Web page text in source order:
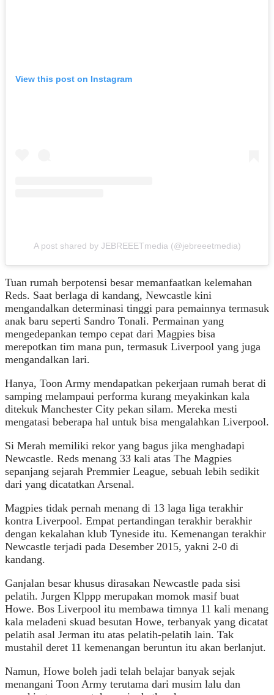
View this post on Instagram
A post shared by JEBREEETmedia (@jebreeetmedia)
Tuan rumah berpotensi besar memanfaatkan kelemahan
Reds. Saat berlaga di kandang, Newcastle kini
mengandalkan determinasi tinggi para pemainnya termasuk
anak baru seperti Sandro Tonali. Permainan yang
mengedepankan tempo cepat dari Magpies bisa
merepotkan tim mana pun, termasuk Liverpool yang juga
mengandalkan lari.
Hanya, Toon Army mendapatkan pekerjaan rumah berat di
samping melampaui performa kurang meyakinkan kala
ditekuk Manchester City pekan silam. Mereka mesti
mengatasi beberapa hal untuk bisa mengalahkan Liverpool.
Si Merah memiliki rekor yang bagus jika menghadapi
Newcastle. Reds menang 33 kali atas The Magpies
sepanjang sejarah Premmier League, sebuah lebih sedikit
dari yang dicatatkan Arsenal.
Magpies tidak pernah menang di 13 laga liga terakhir
kontra Liverpool. Empat pertandingan terakhir berakhir
dengan kekalahan klub Tyneside itu. Kemenangan terakhir
Newcastle terjadi pada Desember 2015, yakni 2-0 di
kandang.
Ganjalan besar khusus dirasakan Newcastle pada sisi
pelatih. Jurgen Klppp merupakan momok masif buat
Howe. Bos Liverpool itu membawa timnya 11 kali menang
kala meladeni skuad besutan Howe, terbanyak yang dicatat
pelatih asal Jerman itu atas pelatih-pelatih lain. Tak
mustahil deret 11 kemenangan beruntun itu akan berlanjut.
Namun, Howe boleh jadi telah belajar banyak sejak
menangani Toon Army terutama dari musim lalu dan